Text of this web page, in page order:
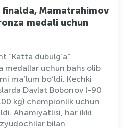
finalda, Mamatrahimov
medali uchun
“Katta dubulg’a”
medallar uchun bahs olib
ma’lum bo’ldi. Kechki
Davlat Bobonov (-90
kg) chempionlik uchun
Ahamiyatlisi, har ikki
bilan